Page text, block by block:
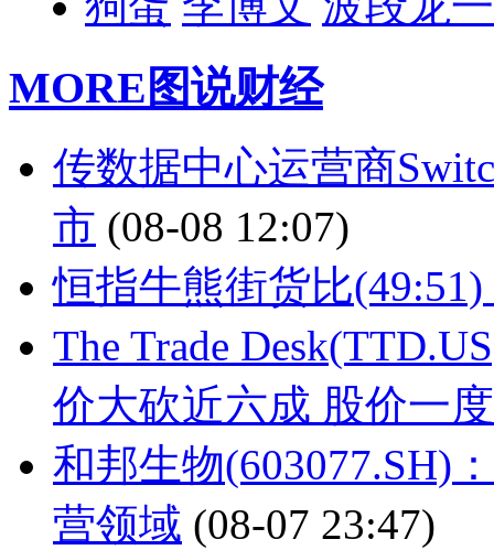
MORE 图说财经
传数据中心运营商
市 (08-08 12:07)
恒指牛熊街货比
The Trade
价大砍近六成 股价一
和邦生物(603077.SH)
营领域 (08-07 23:47)